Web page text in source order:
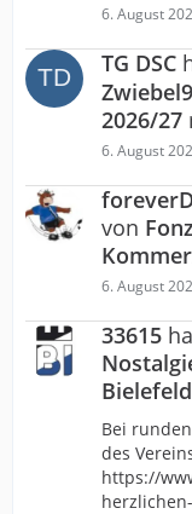
6. August
TG DSC
2026/27
6. August
von
6. August
33615
Bielefeld
Bei
des
https://